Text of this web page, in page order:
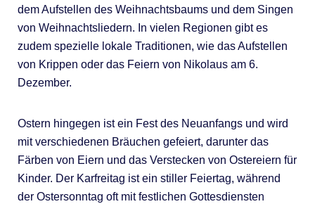
dem Aufstellen des Weihnachtsbaums und dem Singen
von Weihnachtsliedern. In vielen Regionen gibt es
zudem spezielle lokale Traditionen, wie das Aufstellen
von Krippen oder das Feiern von Nikolaus am 6.
Dezember.
Ostern hingegen ist ein Fest des Neuanfangs und wird
mit verschiedenen Bräuchen gefeiert, darunter das
Färben von Eiern und das Verstecken von Ostereiern für
Kinder. Der Karfreitag ist ein stiller Feiertag, während
der Ostersonntag oft mit festlichen Gottesdiensten